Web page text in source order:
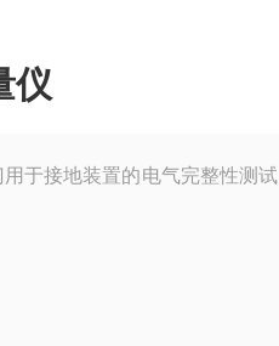
仪
于接地装置的电气完整性测